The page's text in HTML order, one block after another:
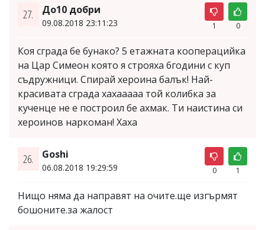
27. До10 добри
09.08.2018 23:11:23 1 0
Коя сграда бе бунако? 5 етажната кооперацийка
на Цар Симеон която я строяха 6години с куп
съдружници. Спирай хероина балък! Най-
красивата сграда хахааааа той колибка за
кученце не е построил бе ахмак. Ти наистина си
хероинов наркоман! Хаха
26. Goshi
06.08.2018 19:29:59 0 1
Нищо няма да направят на очите.ще изгърмят
бошоните.за жалост